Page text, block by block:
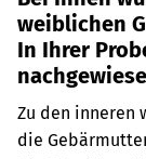
weiblichen
In Ihrer
Zu den inneren
die